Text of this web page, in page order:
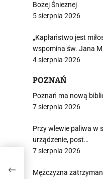
Bożej Śnieżnej
5 sierpnia 2026
„Kapłaństwo jest
wspomina św. Jana
4 sierpnia 2026
POZNAŃ
Poznań ma nową
7 sierpnia 2026
Przy wlewie paliwa w
urządzenie, post…
7 sierpnia 2026
Mężczyzna